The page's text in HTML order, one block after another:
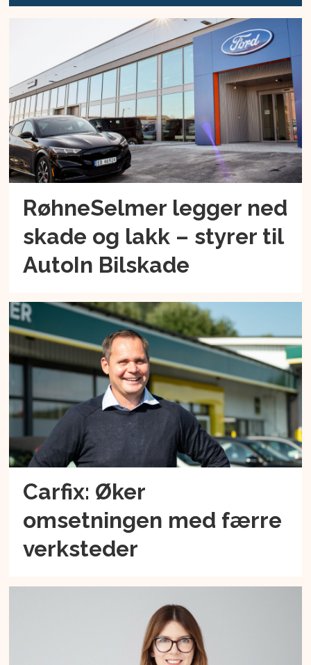
RøhneSelmer legger ned
skade og lakk – styrer til
AutoIn Bilskade
Carfix: Øker
omsetningen med færre
verksteder